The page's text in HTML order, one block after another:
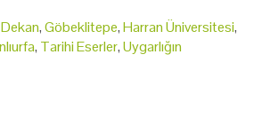
Dekan,Göbeklitepe,Harran Üniversitesi,
, Tarihi Eserler,Uygarlığın